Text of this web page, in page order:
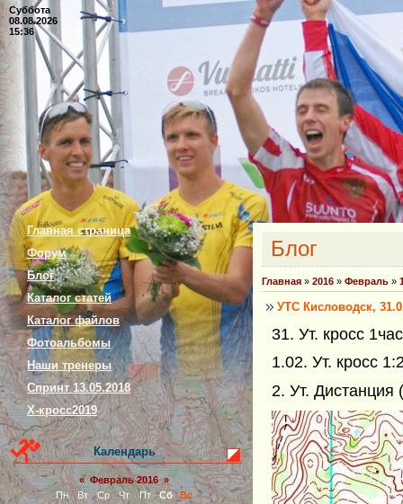
Суббота
08.08.2026
15:36
Главная страница
Форум
Блог
Каталог статей
Каталог файлов
Фотоальбомы
Наши тренеры
Спринт 13.05.2018
Х-кросс2019
Календарь
« Февраль 2016 »
Пн
Вт Ср Чт Пт Сб
Вс
Блог
Главная » 2016 » Февраль »
УТС Кисловодск,
31. Ут. кросс
1.02. Ут. кросс
2. Ут.